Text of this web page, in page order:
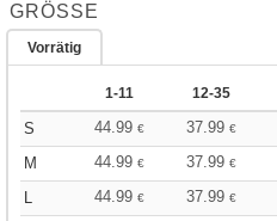
GRÖSSE
Vorrätig
1-11 12-35
S 44.99 € 37.99 €
M
44.99 € 37.99 €
L
44.99 € 37.99 €